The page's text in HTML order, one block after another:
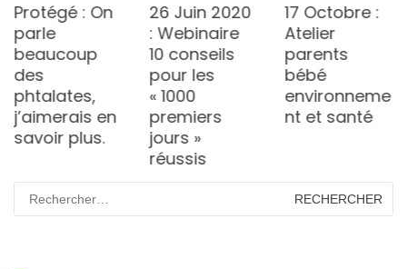
Protégé : On
parle
beaucoup
des
phtalates,
j’aimerais en
savoir plus.
26 Juin 2020
: Webinaire
10 conseils
pour les
« 1000
premiers
jours »
réussis
17 Octobre :
Atelier
parents
bébé
environneme
nt et santé
Rechercher :